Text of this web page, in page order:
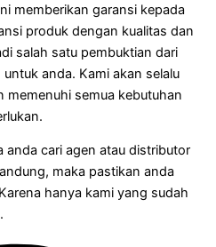
memberikan garansi kepada
produk dengan kualitas dan
salah satu pembuktian dari
anda. Kami akan selalu
memenuhi semua kebutuhan
anda cari agen atau distributor
maka pastikan anda
hanya kami yang sudah